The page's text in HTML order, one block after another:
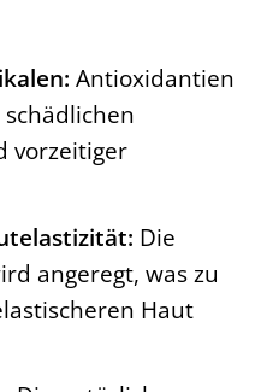
Antioxidantien
vorzeitiger
Die
angeregt, was zu
Haut